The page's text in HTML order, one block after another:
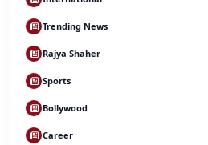
Trending News
Rajya Shaher
Sports
Bollywood
Career